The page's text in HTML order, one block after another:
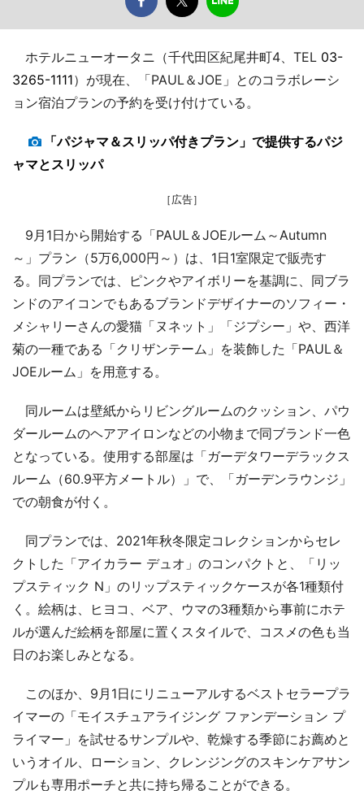
ホテルニューオータニ（千代田区紀尾井町4、TEL 03-
3265-1111）が現在、「PAUL＆JOE」とのコラボレーシ
ョン宿泊プランの予約を受け付けている。
「パジャマ＆スリッパ付きプラン」で提供するパジ
ャマとスリッパ
［広告］
9月1日から開始する「PAUL＆JOEルーム～Autumn
～」プラン（5万6,000円～）は、1日1室限定で販売す
る。同プランでは、ピンクやアイボリーを基調に、同ブラ
ンドのアイコンでもあるブランドデザイナーのソフィー・
メシャリーさんの愛猫「ヌネット」「ジプシー」や、西洋
菊の一種である「クリザンテーム」を装飾した「PAUL＆
JOEルーム」を用意する。
同ルームは壁紙からリビングルームのクッション、パウ
ダールームのヘアアイロンなどの小物まで同ブランド一色
となっている。使用する部屋は「ガーデタワーデラックス
ルーム（60.9平方メートル）」で、「ガーデンラウンジ」
での朝食が付く。
同プランでは、2021年秋冬限定コレクションからセレ
クトした「アイカラー デュオ」のコンパクトと、「リッ
プスティック N」のリップスティックケースが各1種類付
く。絵柄は、ヒヨコ、ベア、ウマの3種類から事前にホテ
ルが選んだ絵柄を部屋に置くスタイルで、コスメの色も当
日のお楽しみとなる。
このほか、9月1日にリニューアルするベストセラープラ
イマーの「モイスチュアライジング ファンデーション プ
ライマー」を試せるサンプルや、乾燥する季節にお薦めと
いうオイル、ローション、クレンジングのスキンケアサン
プルも専用ポーチと共に持ち帰ることができる。